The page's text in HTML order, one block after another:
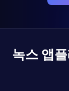
녹스 앱